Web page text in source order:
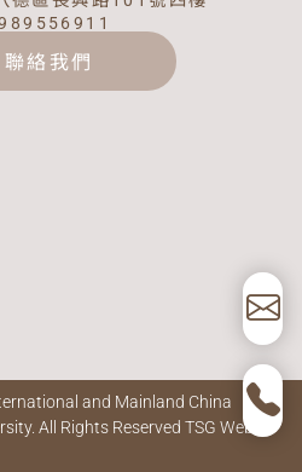
聯絡我們
and Mainland China
All Rights Reserved TSG Web